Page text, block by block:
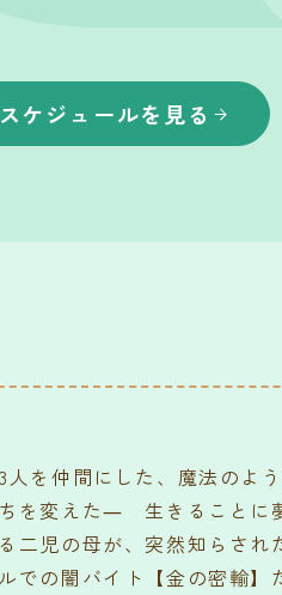
ケジュールを見る
を仲間にした、魔法のよう
を変えた― 生きることに
二児の母が、突然知らさ
での闇バイト【金の密輸